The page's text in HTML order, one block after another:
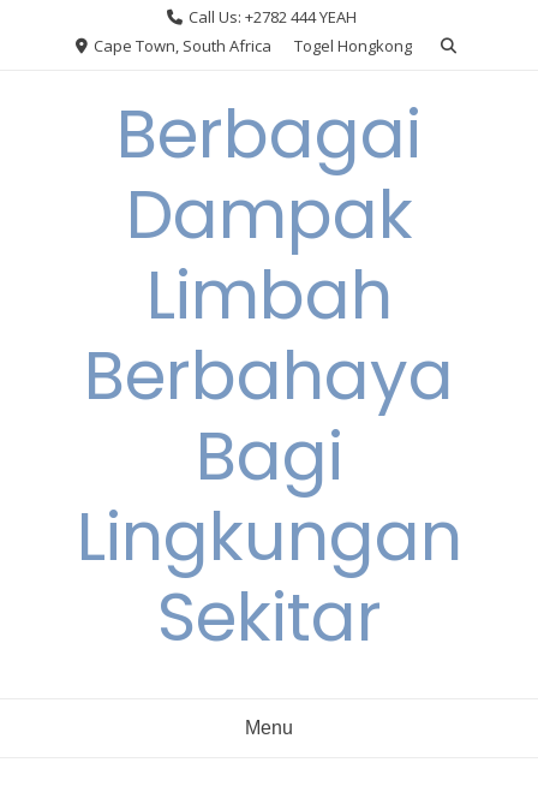
Call Us: +2782 444 YEAH
Cape Town, South Africa
Togel Hongkong
Berbagai
Dampak
Limbah
Berbahaya
Bagi
Lingkungan
Sekitar
Menu